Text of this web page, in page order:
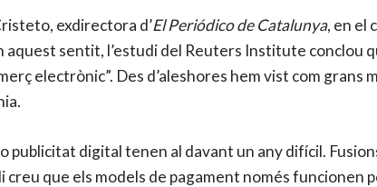
exdirectora d’El Periódico de Catalunya, en el
sentit, l’estudi del Reuters Institute conclou
electrònic”. Des d’aleshores hem vist com grans
digital tenen al davant un any difícil.
que els models de pagament només funcionen